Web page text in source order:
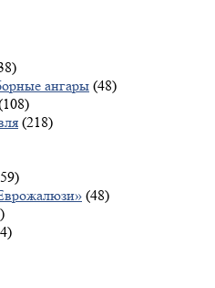
ангары (48)
(218)
(48)